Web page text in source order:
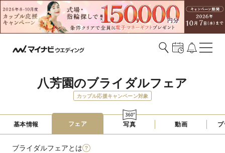
八芳園のブライダルフェア
カップル応援キャンペーン対象
基本情報 フェア 写真 動画
ブライダルフェアとは